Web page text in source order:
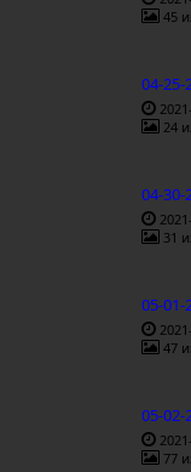
45
04-
24
04-
31
05-
47
05-02-
77